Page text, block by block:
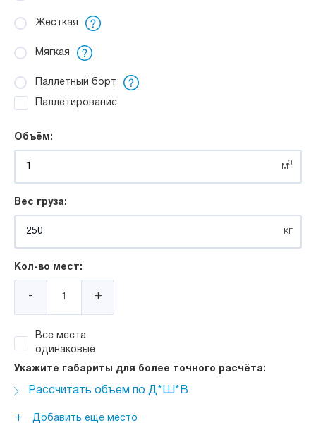
Жесткая
Мягкая
Паллетный борт
Паллетирование
Укажите габариты для более точного расчёта:
Рассчитать объем по Д*Ш*В
Длина:
Объём:
м3
Вес груза:
кг
Кол-во мест:
- +
Все места
одинаковые
+ Добавить еще место